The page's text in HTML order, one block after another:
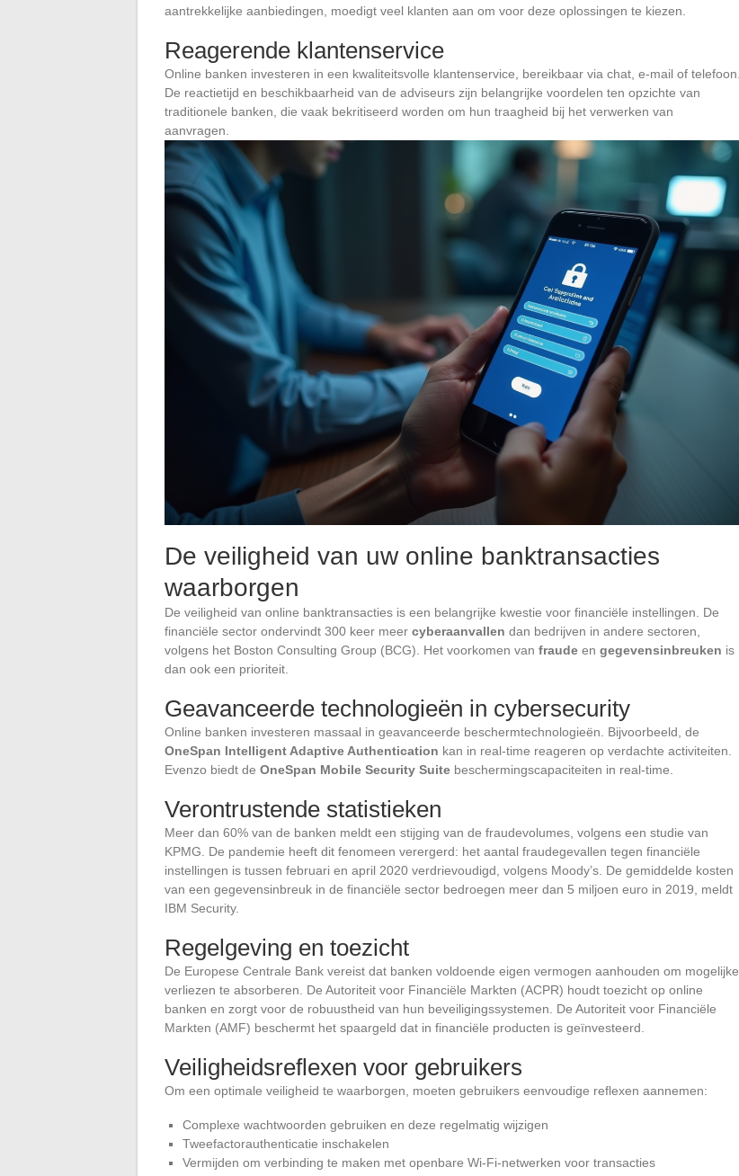
aantrekkelijke aanbiedingen, moedigt veel klanten aan om voor deze oplossingen te kiezen.
Reagerende klantenservice
Online banken investeren in een kwaliteitsvolle klantenservice, bereikbaar via chat, e-mail of telefoon.
De reactietijd en beschikbaarheid van de adviseurs zijn belangrijke voordelen ten opzichte van
traditionele banken, die vaak bekritiseerd worden om hun traagheid bij het verwerken van
aanvragen.
De veiligheid van uw online banktransacties
waarborgen
De veiligheid van online banktransacties is een belangrijke kwestie voor financiële instellingen. De
financiële sector ondervindt 300 keer meer cyberaanvallen dan bedrijven in andere sectoren,
volgens het Boston Consulting Group (BCG). Het voorkomen van fraude en gegevensinbreuken is
dan ook een prioriteit.
Geavanceerde technologieën in cybersecurity
Online banken investeren massaal in geavanceerde beschermtechnologieën. Bijvoorbeeld, de
OneSpan Intelligent Adaptive Authentication kan in real-time reageren op verdachte activiteiten.
Evenzo biedt de OneSpan Mobile Security Suite beschermingscapaciteiten in real-time.
Verontrustende statistieken
Meer dan 60% van de banken meldt een stijging van de fraudevolumes, volgens een studie van
KPMG. De pandemie heeft dit fenomeen verergerd: het aantal fraudegevallen tegen financiële
instellingen is tussen februari en april 2020 verdrievoudigd, volgens Moody’s. De gemiddelde kosten
van een gegevensinbreuk in de financiële sector bedroegen meer dan 5 miljoen euro in 2019, meldt
IBM Security.
Regelgeving en toezicht
De Europese Centrale Bank vereist dat banken voldoende eigen vermogen aanhouden om mogelijke
verliezen te absorberen. De Autoriteit voor Financiële Markten (ACPR) houdt toezicht op online
banken en zorgt voor de robuustheid van hun beveiligingssystemen. De Autoriteit voor Financiële
Markten (AMF) beschermt het spaargeld dat in financiële producten is geïnvesteerd.
Veiligheidsreflexen voor gebruikers
Om een optimale veiligheid te waarborgen, moeten gebruikers eenvoudige reflexen aannemen:
Complexe wachtwoorden gebruiken en deze regelmatig wijzigen
Tweefactorauthenticatie inschakelen
Vermijden om verbinding te maken met openbare Wi-Fi-netwerken voor transacties